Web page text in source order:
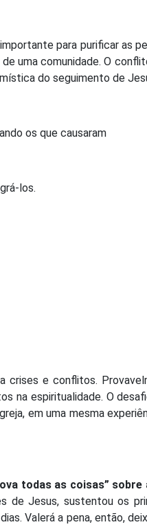
para purificar as
uma comunidade. O
do seguimento de
os que causaram
los.
crises e conflitos.
na espiritualidade. O
em uma mesma
todas as coisas” sobre
de Jesus, sustentou os
Valerá a pena, então,